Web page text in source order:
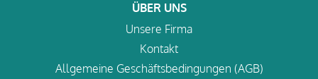
ÜBER UNS
Unsere Firma
Kontakt
Allgemeine Geschäftsbedingungen (AGB)